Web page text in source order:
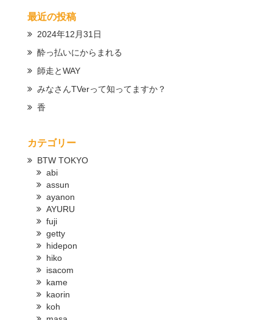
最近の投稿
2024年12月31日
酔っ払いにからまれる
師走とWAY
みなさんTVerって知ってますか？
香
カテゴリー
BTW TOKYO
abi
assun
ayanon
AYURU
fuji
getty
hidepon
hiko
isacom
kame
kaorin
koh